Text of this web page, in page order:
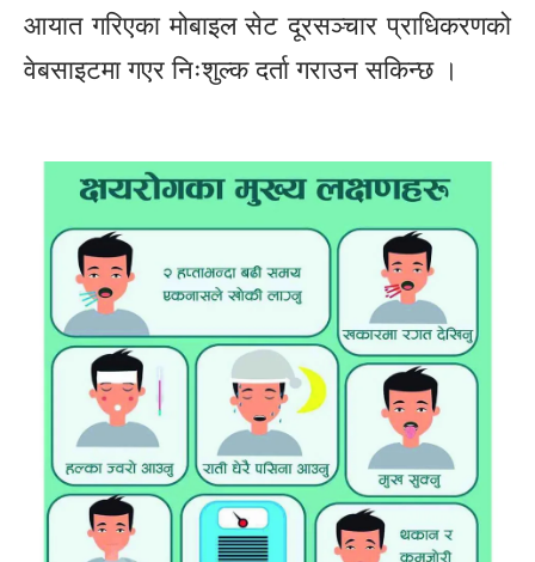
आयात गरिएका मोबाइल सेट दूरसञ्चार प्राधिकरणको
वेबसाइटमा गएर निःशुल्क दर्ता गराउन सकिन्छ ।